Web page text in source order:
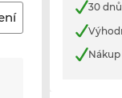
30